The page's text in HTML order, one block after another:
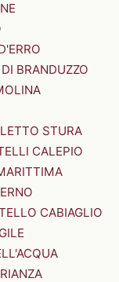
BRANDUZZO
STURA
CALEPIO
CABIAGLIO